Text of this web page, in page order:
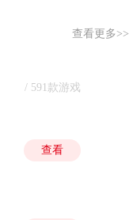
查看更多>>
/ 591款游戏
查看